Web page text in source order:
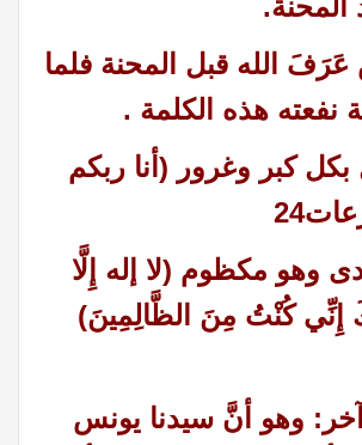
الله قبل المحنة فلما
نفعته هذه الكلمة .
كبر وغرور (أنا ربكم
وهو مكظوم (لا إله إِلَّا
إِنِّي كُنْتُ مِنَ الظَّالِمِينَ)
وهو أنَّ سيدنا يونس